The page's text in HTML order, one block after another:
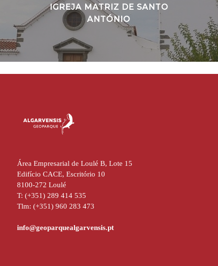
IGREJA MATRIZ DE SANTO
ANTÓNIO
Área Empresarial de Loulé B, Lote 15
Edifício CACE, Escritório 10
8100-272 Loulé
T: (+351) 289 414 535
Tlm: (+351) 960 283 473